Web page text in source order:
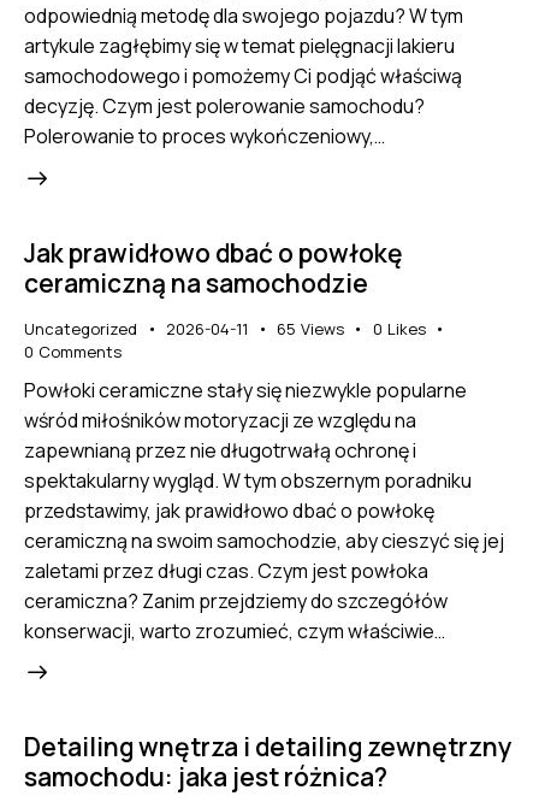
odpowiednią metodę dla swojego pojazdu? W tym
artykule zagłębimy się w temat pielęgnacji lakieru
samochodowego i pomożemy Ci podjąć właściwą
decyzję. Czym jest polerowanie samochodu?
Polerowanie to proces wykończeniowy,…
Jak prawidłowo dbać o powłokę
ceramiczną na samochodzie
Uncategorized 2026-04-11 65 Views 0 Likes
0 Comments
Powłoki ceramiczne stały się niezwykle popularne
wśród miłośników motoryzacji ze względu na
zapewnianą przez nie długotrwałą ochronę i
spektakularny wygląd. W tym obszernym poradniku
przedstawimy, jak prawidłowo dbać o powłokę
ceramiczną na swoim samochodzie, aby cieszyć się jej
zaletami przez długi czas. Czym jest powłoka
ceramiczna? Zanim przejdziemy do szczegółów
konserwacji, warto zrozumieć, czym właściwie…
Detailing wnętrza i detailing zewnętrzny
samochodu: jaka jest różnica?